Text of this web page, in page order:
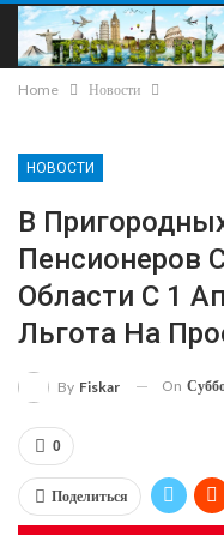
Home Новости
НОВОСТИ
В
Пенсионеров
Области С 1
Льгота На
By Fiskar On
0
Поделиться